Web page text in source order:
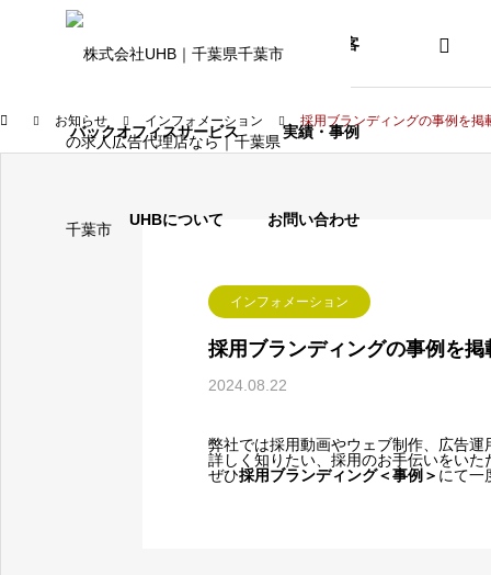
採用の課題 WEB・集客
バックオフィスサービス 実績・事例
UHBについて お問い合わせ
お知らせ インフォメーション 採用ブランディングの事例を掲
インフォメーション
採用ブランディングの事例を掲
2024.08.22
弊社では採用動画やウェブ制作、広告
詳しく知りたい、採用のお手伝いをい
ぜひ採用ブランディング＜事例＞ にて一